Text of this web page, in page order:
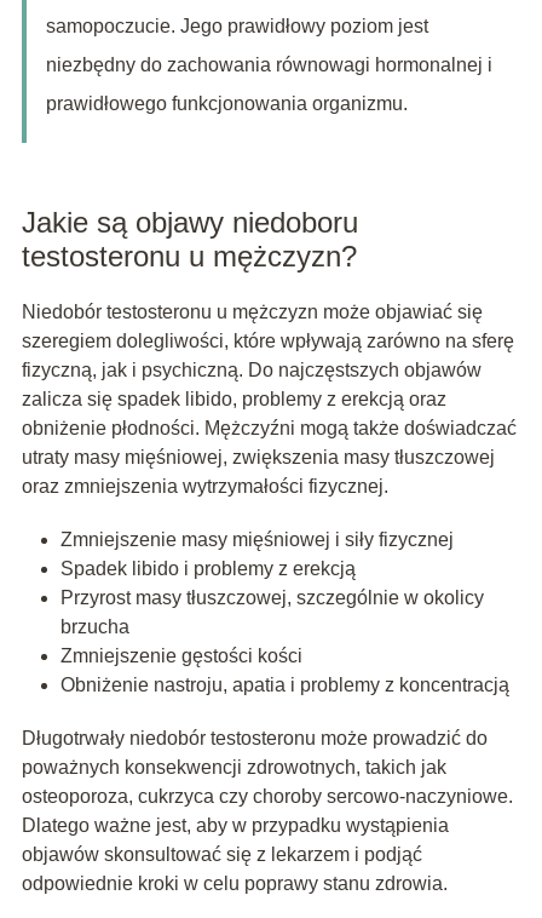
samopoczucie. Jego prawidłowy poziom jest
niezbędny do zachowania równowagi hormonalnej i
prawidłowego funkcjonowania organizmu.
Jakie są objawy niedoboru
testosteronu u mężczyzn?
Niedobór testosteronu u mężczyzn może objawiać się
szeregiem dolegliwości, które wpływają zarówno na sferę
fizyczną, jak i psychiczną. Do najczęstszych objawów
zalicza się spadek libido, problemy z erekcją oraz
obniżenie płodności. Mężczyźni mogą także doświadczać
utraty masy mięśniowej, zwiększenia masy tłuszczowej
oraz zmniejszenia wytrzymałości fizycznej.
Zmniejszenie masy mięśniowej i siły fizycznej
Spadek libido i problemy z erekcją
Przyrost masy tłuszczowej, szczególnie w okolicy
brzucha
Zmniejszenie gęstości kości
Obniżenie nastroju, apatia i problemy z koncentracją
Długotrwały niedobór testosteronu może prowadzić do
poważnych konsekwencji zdrowotnych, takich jak
osteoporoza, cukrzyca czy choroby sercowo-naczyniowe.
Dlatego ważne jest, aby w przypadku wystąpienia
objawów skonsultować się z lekarzem i podjąć
odpowiednie kroki w celu poprawy stanu zdrowia.